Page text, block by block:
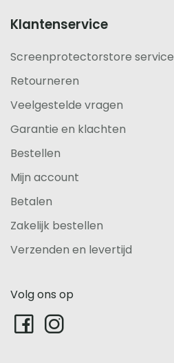
Klantenservice
Screenprotectorstore service
Retourneren
Veelgestelde vragen
Garantie en klachten
Bestellen
Mijn account
Betalen
Zakelijk bestellen
Verzenden en levertijd
Volg ons op